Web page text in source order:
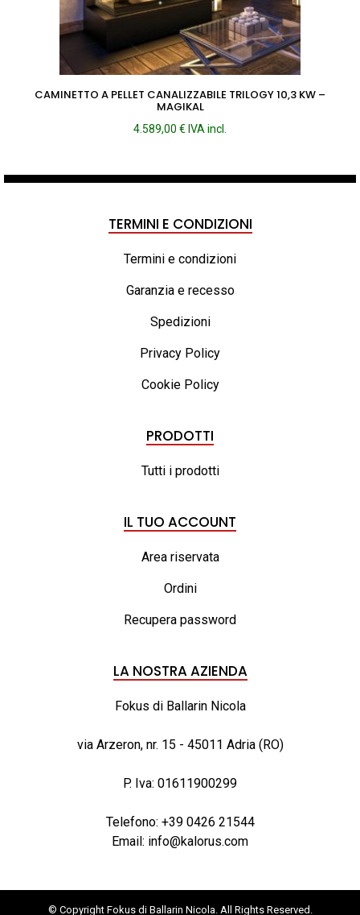
CAMINETTO A PELLET CANALIZZABILE TRILOGY 10,3 KW –
MAGIKAL
4.589,00 € IVA incl.
TERMINI E CONDIZIONI
Termini e condizioni
Garanzia e recesso
Spedizioni
Privacy Policy
Cookie Policy
PRODOTTI
Tutti i prodotti
IL TUO ACCOUNT
Area riservata
Ordini
Recupera password
LA NOSTRA AZIENDA
Fokus di Ballarin Nicola
via Arzeron, nr. 15 - 45011 Adria (RO)
P. Iva: 01611900299
Telefono: +39 0426 21544
Email: info@kalorus.com
© Copyright Fokus di Ballarin Nicola. All Rights Reserved.